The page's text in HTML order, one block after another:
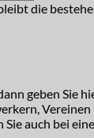
die
geben
Vereinen
auch bei